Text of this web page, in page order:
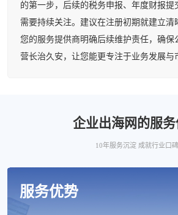
的第一步，后续的税务申报、年度财报提
需要持续关注。建议在注册初期就建立清
您的服务提供商明确后续维护责任，确保
营长治久安，让您能更专注于业务发展与
企业出海网的服
10年服务沉淀 成就行业口碑
服务优势